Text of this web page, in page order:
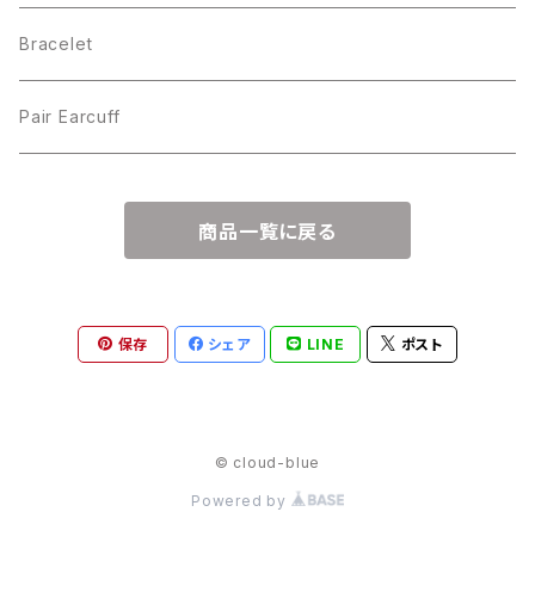
Bracelet
Pair Earcuff
商品一覧に戻る
保存 シェア LINE ポスト
© cloud-blue
Powered by